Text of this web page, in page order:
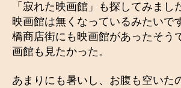
「寂れた映画館」も探してみまし
映画館は無くなっているみたいで
橋商店街にも映画館があったそう
画館も見たかった。
あまりにも暑いし、お腹も空いた